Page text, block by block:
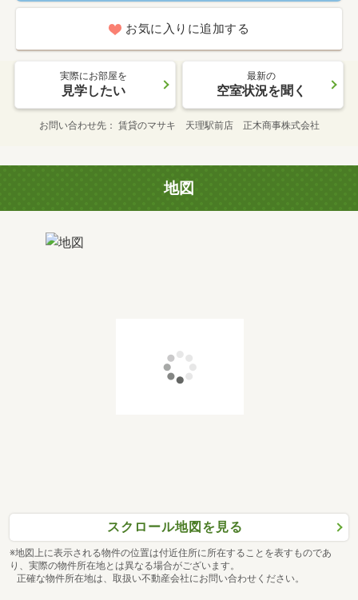
お気に入りに追加する
実際にお部屋を
見学したい
最新の
空室状況を聞く
お問い合わせ先 賃貸のマサキ 天理駅前店 正木商事株式会社
地図
スクロール地図を見る
※地図上に表示される物件の位置は付近住所に所在することを表すものであ
り、実際の物件所在地とは異なる場合がございます。
正確な物件所在地は、取扱い不動産会社にお問い合わせください。